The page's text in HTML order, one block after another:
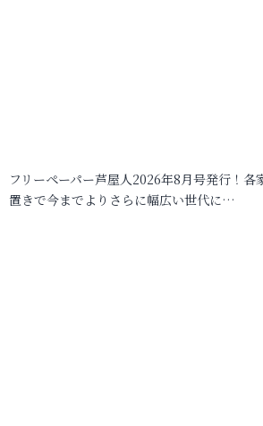
フリーペーパー芦屋人2026年8月号発行！
置きで今までよりさらに幅広い世代に…